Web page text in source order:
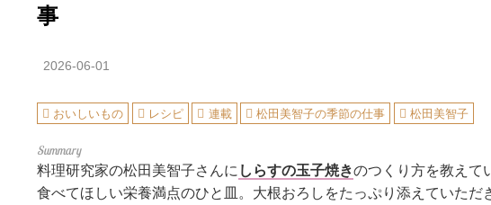
事
2026-06-01
おいしいもの レシピ 連載 松田美智子の季節の仕事 松田美智子
料理研究家の松田美智子さんに しらすの玉子焼きのつくり方を教えて
食べてほしい栄養満点のひと皿。大根おろしをたっぷり添えていただ